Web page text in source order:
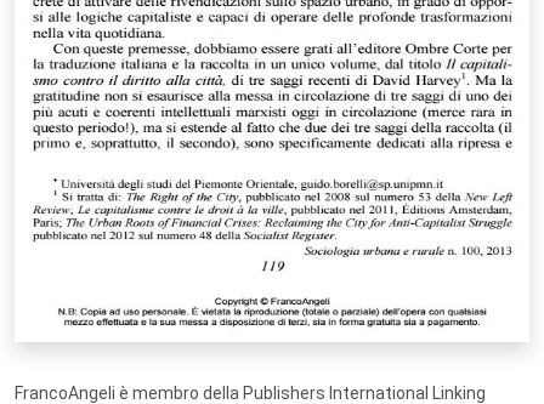
FrancoAngeli è membro della Publishers International Linking